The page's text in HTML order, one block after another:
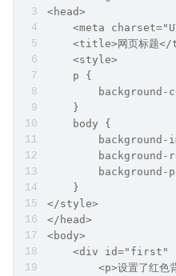
<head>
<meta
<title>网页标题
    <style>
    p {
background-
    }
    body {
background-
background-
background-
    }
</style>
</head>
<body>
<div id="first"
<p>设置了红色